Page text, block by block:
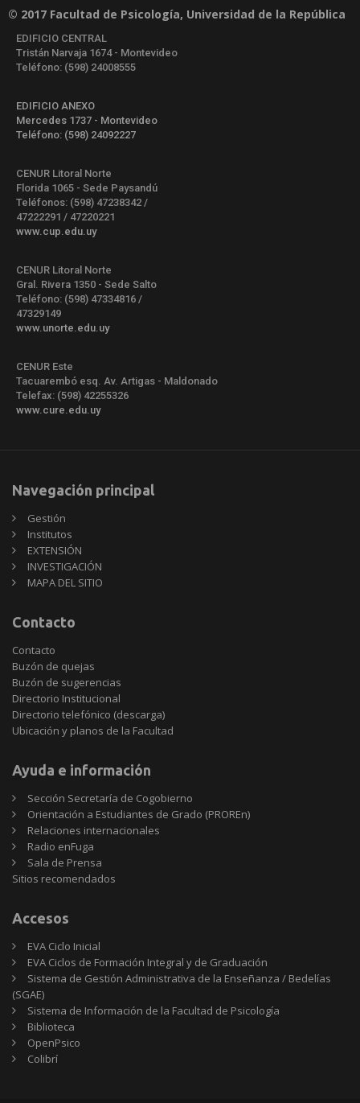
© 2017 Facultad de Psicología, Universidad de la República
EDIFICIO CENTRAL
Tristán Narvaja 1674 - Montevideo
Teléfono: (598) 24008555
EDIFICIO ANEXO
Mercedes 1737 - Montevideo
Teléfono: (598) 24092227
CENUR Litoral Norte
Florida 1065 - Sede Paysandú
Teléfonos: (598) 47238342 /
47222291 / 47220221
www.cup.edu.uy
CENUR Litoral Norte
Gral. Rivera 1350 - Sede Salto
Teléfono: (598) 47334816 /
47329149
www.unorte.edu.uy
CENUR Este
Tacuarembó esq. Av. Artigas - Maldonado
Telefax: (598) 42255326
www.cure.edu.uy
Navegación principal
Gestión
Institutos
EXTENSIÓN
INVESTIGACIÓN
MAPA DEL SITIO
Contacto
Contacto
Buzón de quejas
Buzón de sugerencias
Directorio Institucional
Directorio telefónico (descarga)
Ubicación y planos de la Facultad
Ayuda e información
Sección Secretaría de Cogobierno
Orientación a Estudiantes de Grado (PROREn)
Relaciones internacionales
Radio enFuga
Sala de Prensa
Sitios
Sitios recomendados
Accesos
EVA Ciclo Inicial
EVA Ciclos de Formación Integral y de Graduación
Sistema de Gestión Administrativa de la Enseñanza / Bedelías
(SGAE)
Sistema de Información de la Facultad de Psicología
Biblioteca
OpenPsico
Colibrí